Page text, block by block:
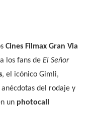
Cines Filmax Gran Via
los fans de El Señor
, el icónico Gimli,
del rodaje y
un photocall